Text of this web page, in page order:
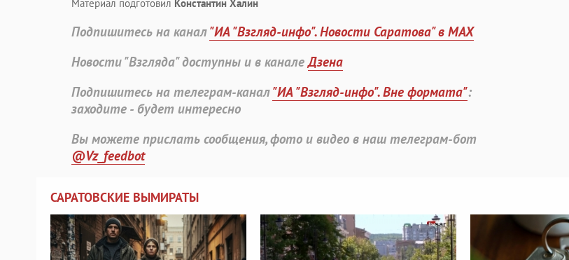
Материал подготовил Константин Халин
Подпишитесь на канал"ИА "Взгляд-инфо". Новости Саратова" в MAX
Новости "Взгляда" доступны и в каналеДзена
Подпишитесь на телеграм-канал"ИА "Взгляд-инфо". Вне формата":
заходите - будет интересно
Вы можете прислать сообщения, фото и видео в наш телеграм-бот
@Vz_feedbot
САРАТОВСКИЕ ВЫМИРАТЫ